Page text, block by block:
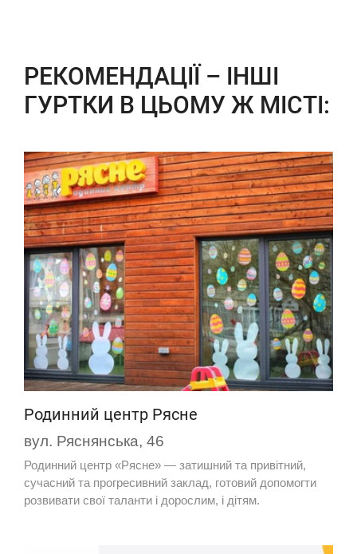
РЕКОМЕНДАЦІЇ – ІНШІ
ГУРТКИ В ЦЬОМУ Ж МІСТІ:
Родинний центр Рясне
вул. Ряснянська, 46
Родинний центр «Рясне» — затишний та привітний,
сучасний та прогресивний заклад, готовий допомогти
розвивати свої таланти і дорослим, і дітям.